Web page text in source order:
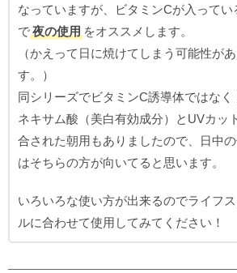
なっていますが、ビタミンCが入ってい
で夜の使用 をオススメします。
（かえって日に焼けてしまう可能性が
す。）
同シリーズでビタミンC誘導体ではなく
ネキサム酸（美白有効成分）とUVカッ
合された朝用もありましたので、日中
はそちらの方が向いてると思います。
いろいろな使い方が出来るのでライフ
ルに合わせて使用してみてください！